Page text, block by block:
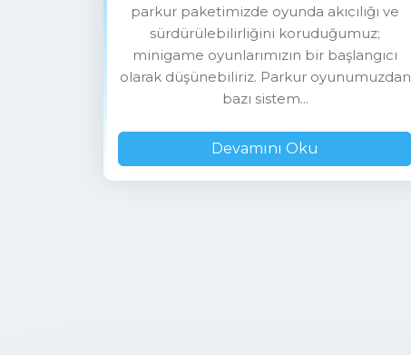
parkur paketimizde oyunda akıcılığı ve
sürdürülebilirliğini koruduğumuz;
minigame oyunlarımızın bir başlangıcı
olarak düşünebiliriz. Parkur oyunumuzdan
bazı sistem...
Devamını Oku